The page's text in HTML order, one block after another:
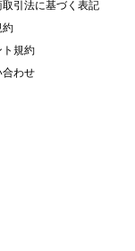
取引法に基づく表記
約
ト規約
合わせ